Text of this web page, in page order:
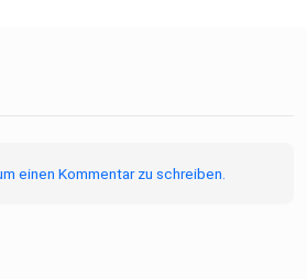
einen Kommentar zu schreiben.